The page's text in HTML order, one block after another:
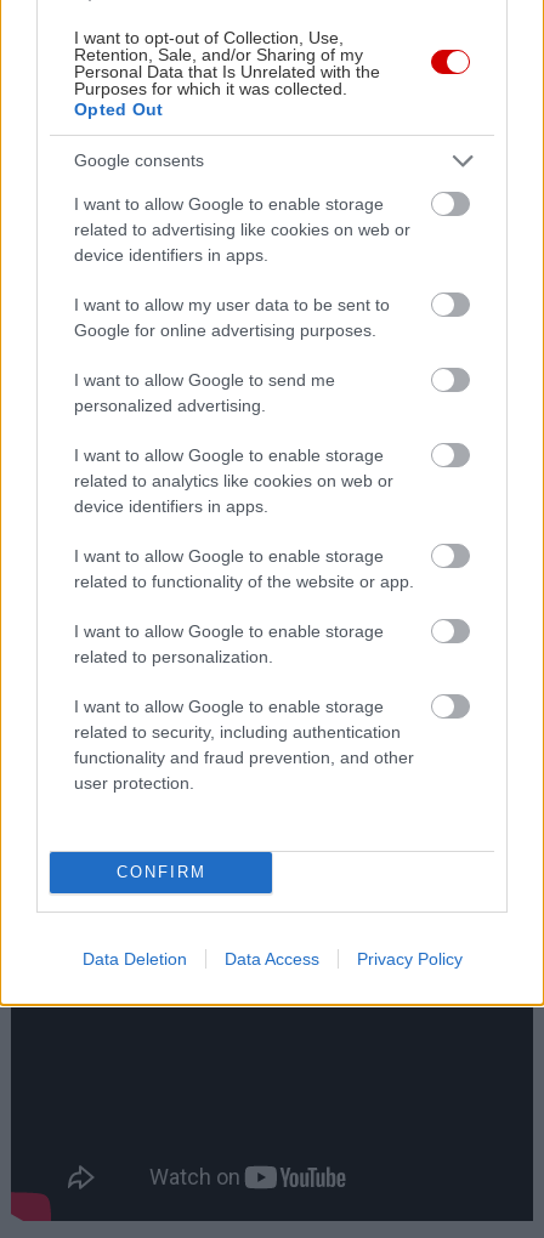
I want to opt-out of Collection, Use,
Retention, Sale, and/or Sharing of my
Personal Data that Is Unrelated with the
Purposes for which it was collected.
Opted Out
Google consents
I want to allow Google to enable storage
related to advertising like cookies on web or
device identifiers in apps.
I want to allow my user data to be sent to
Google for online advertising purposes.
I want to allow Google to send me
personalized advertising.
I want to allow Google to enable storage
related to analytics like cookies on web or
device identifiers in apps.
I want to allow Google to enable storage
related to functionality of the website or app.
I want to allow Google to enable storage
related to personalization.
I want to allow Google to enable storage
related to security, including authentication
functionality and fraud prevention, and other
user protection.
CONFIRM
Data Deletion Data Access Privacy Policy
Το μαύρο διαμάντι δεν έλαμψε όσο περίμεναν οι
φίλοι του Θρύλου. Στο ελληνικό πρωτάθλημα
λοιπόν πρόλαβε και έπαιξε τη σεζόν 1998-99 μόνο
σε 11 παιχνίδια. Στα 10 ματς εξ αυτών μπήκε ως
αλλαγή και μόλις σε ένα αγωνίστηκε σε ολόκληρο
το 90λεπτο. Σκόραρε ένα μόλις γκολ στο
πρωτάθλημα κι ένα ακόμη στο κύπελλο,
αποτελώντας μια ανορθογραφία σε μια χρονιά
που ο Ολυμπιακός πανηγύρισε το νταμπλ στην
Ελλάδα.
Όλα Σολμπάκεν